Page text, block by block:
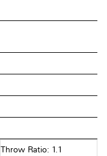
Throw Ratio: 1.1